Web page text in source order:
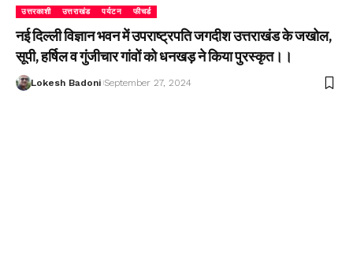
उत्तरकाशी उत्तराखंड पर्यटन फीचर्ड
नई दिल्ली विज्ञान भवन में उपराष्ट्रपति जगदीश उत्तराखंड के जखोल,
सूपी, हर्षिल व गुंजीचार गांवों को धनखड़ ने किया पुरस्कृत।।
Lokesh Badoni September 27, 2024